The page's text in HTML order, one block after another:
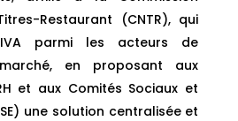
Restaurant (CNTR), qui
parmi les acteurs de
en proposant aux
et aux Comités Sociaux et
une solution centralisée et